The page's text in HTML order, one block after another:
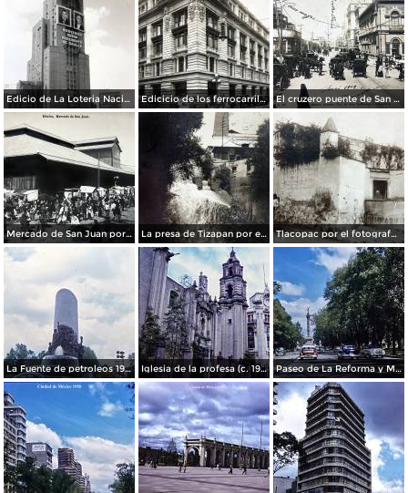
Edicio de La Loteria Nacional Ciudad de México Abril de 1964 Edicicio de los ferrocarriles. El cruzero puente de San Francisco y Guardiola por el fotografo Felix Miret.
Mercado de San Juan por el fotografo Felix Miret La presa de Tizapan por el fotografo Fernando Kososky. ( Circulada el 22 de Diembre de 1910 ). Tlacopac por el fotografo Hugo Brehme.
La Fuente de petroleos 1950. Iglesia de la profesa (c. 1950) Paseo de La Reforma y Mto a La Independencia 1950